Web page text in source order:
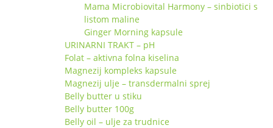
Mama Microbiovital Harmony – sinbiotici s
listom maline
Ginger Morning kapsule
URINARNI TRAKT – pH
Folat – aktivna folna kiselina
Magnezij kompleks kapsule
Magnezij ulje – transdermalni sprej
Belly butter u stiku
Belly butter 100g
Belly oil – ulje za trudnice